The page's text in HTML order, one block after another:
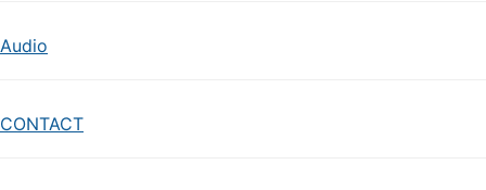
Audio
CONTACT